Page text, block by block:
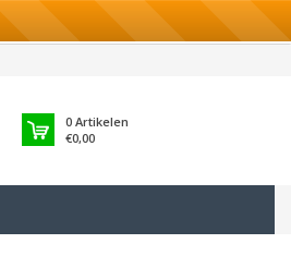
0Artikelen
€0,00